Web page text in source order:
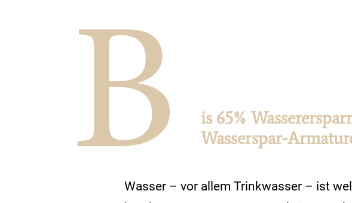
is 65%
Wasserspar-
Wasser – vor allem Trinkwasser – ist